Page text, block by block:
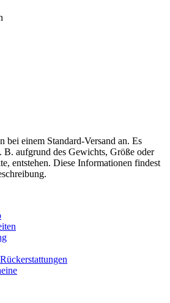
bei einem Standard-Versand an. Es
B. aufgrund des Gewichts, Größe oder
entstehen. Diese Informationen findest